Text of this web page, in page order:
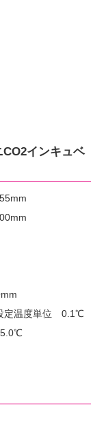
インキュベ
定温度単位 0.1℃